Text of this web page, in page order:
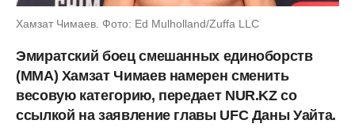
Хамзат Чимаев. Фото: Ed Mulholland/Zuffa LLC
Эмиратский боец смешанных единоборств
(ММА) Хамзат Чимаев намерен сменить
весовую категорию, передает NUR.KZ со
ссылкой на заявление главы UFC Даны Уайта.